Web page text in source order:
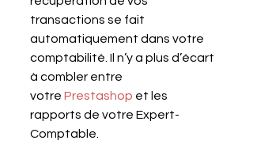
transactions se fait
automatiquement dans votre
comptabilité. Il n’y a plus d’écart
à combler entre
votre Prestashop et les
rapports de votre Expert-
Comptable.